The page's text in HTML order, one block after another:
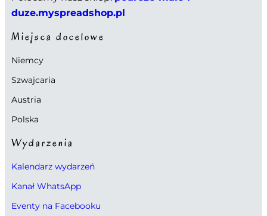
duze.myspreadshop.pl
Miejsca docelowe
Niemcy
Szwajcaria
Austria
Polska
Wydarzenia
Kalendarz wydarzeń
Kanał WhatsApp
Eventy na Facebooku